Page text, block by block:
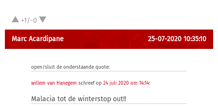
+1/-0
Marc Acardipane 25-07-2020 10:35:10
open/sluit de onderstaande quote:
willem van Hanegem schreef op 24 juli 2020 om 14:14:
Malacia tot de winterstop out!!